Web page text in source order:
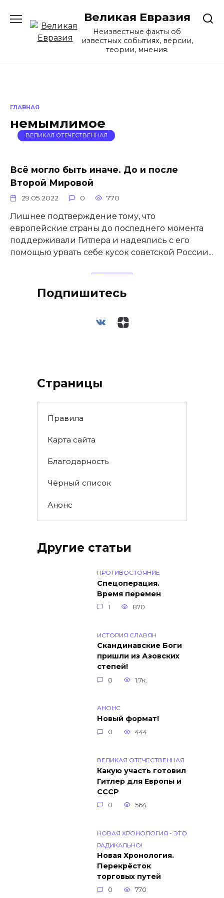
содержанию
Великая Евразия
Неизвестные факты об
известных событиях, версии,
теории, мнения.
ГЛАВНАЯ
немымлимое
ВЕЛИКАЯ ОТЕЧЕСТВЕННАЯ
Всё могло быть иначе. До и после
Второй Мировой
29.05.2022 0 770
Лишнее подтверждение тому, что
европейские страны до последнего момента
поддерживали Гитлера и надеялись с его
помощью урвать себе кусок советской России...
Подпишитесь
Страницы
Правила
Карта сайта
Благодарность
Чёрный список
Анонс
Другие статьи
ПРОТИВОСТОЯНИЕ
Спецоперация.
Время перемен
1 870
ИСТОРИЯ СЛАВЯН
Скандинавские Боги
пришли из Азовских
степей!
0 1.7к.
АНОНС
Новый формат!
0 444
ВЕЛИКАЯ ОТЕЧЕСТВЕННАЯ
Какую участь готовил
Гитлер для Европы и
СССР
0 564
НОВАЯ ХРОНОЛОГИЯ - ЭТО
РАДИКАЛЬНО!
Новая Хронология.
Перекрёсток
торговых путей
0 770